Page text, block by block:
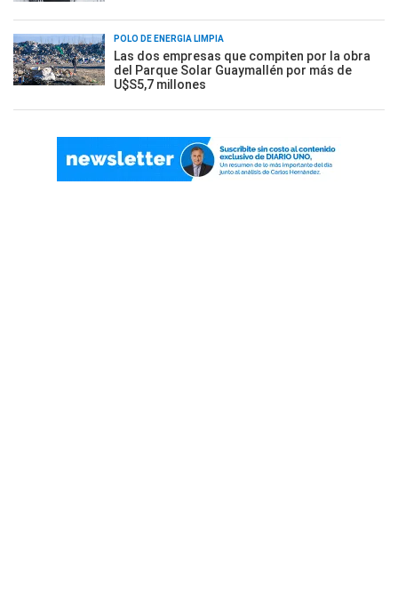
POLO DE ENERGÍA LIMPIA
Las dos empresas que compiten por la obra
del Parque Solar Guaymallén por más de
U$S5,7 millones